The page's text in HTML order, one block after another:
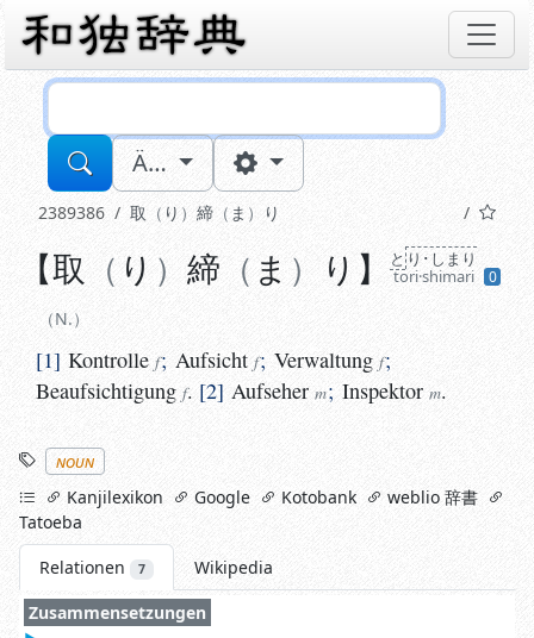
Ä…
2389386 取 り 締 ま り
N.
Kontrolle
【取 り 締 ま り 】 と り･しまり
tori·shimari
0
N.
1 Kontrolle f; Aufsicht f; Verwaltung f;
Beaufsichtigung f. 2 Aufseher m; Inspektor m.
Stichworte
noun
linksKanjilexikon Google Kotobank
weblio 辞書
Tatoeba
Relationen
7
Wikipedia
Zusammensetzungen